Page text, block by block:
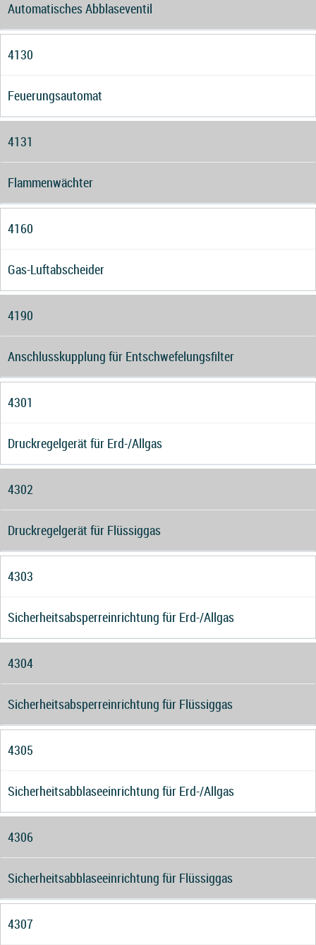
Automatisches Abblaseventil
4130
Feuerungsautomat
4131
Flammenwächter
4160
Gas-Luftabscheider
4190
Anschlusskupplung für Entschwefelungsfilter
4301
Druckregelgerät für Erd-/Allgas
4302
Druckregelgerät für Flüssiggas
4303
Sicherheitsabsperreinrichtung für Erd-/Allgas
4304
Sicherheitsabsperreinrichtung für Flüssiggas
4305
Sicherheitsabblaseeinrichtung für Erd-/Allgas
4306
Sicherheitsabblaseeinrichtung für Flüssiggas
4307